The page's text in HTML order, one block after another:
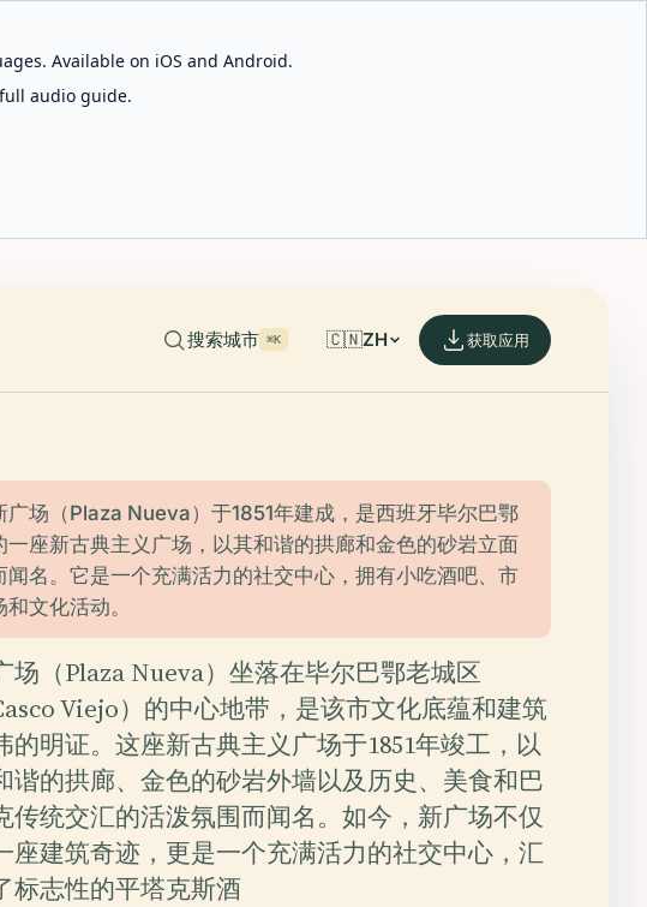
Available on iOS and Android.
audio guide.
搜索城市 ⌘K 🇨🇳ZH 获取应用
广场（Plaza Nueva）于1851年建成，是西班牙毕尔巴鄂
一座新古典主义广场，以其和谐的拱廊和金色的砂岩立面
闻名。它是一个充满活力的社交中心，拥有小吃酒吧、市
和文化活动。
场（Plaza Nueva）坐落在毕尔巴鄂老城区
Viejo）的中心地带，是该市文化底蕴和建筑
的明证。这座新古典主义广场于1851年竣工，以
谐的拱廊、金色的砂岩外墙以及历史、美食和巴
传统交汇的活泼氛围而闻名。如今，新广场不仅
座建筑奇迹，更是一个充满活力的社交中心，汇
标志性的平塔克斯酒